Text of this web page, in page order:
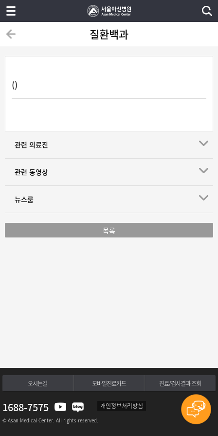
질환백과
()
관련 의료진
관련 동영상
뉴스룸
목록
오시는길 모바일진료카드 진료/검사결과 조회
1688-7575 개인정보처리방침
© Asan Medical Center. All rights reserved.